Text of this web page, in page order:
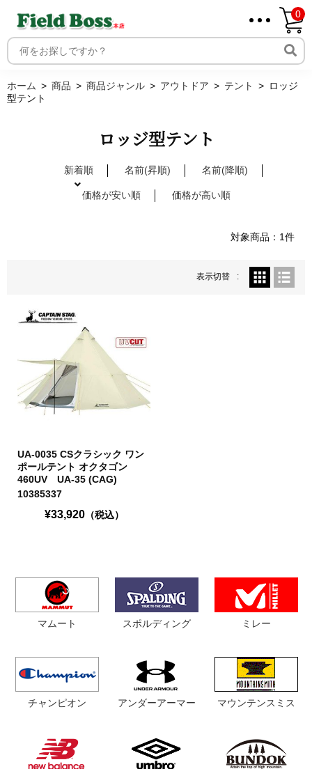
ホーム
ご利用案内
0
ホーム 商品 商品ジャンル アウトドア テント
ロッジ
型テント
ロッジ型テント
新着順 名前(昇順) 名前(降順)
価格が安い順 価格が高い順
対象商品：1件
表示切替
UA-0035 CSクラシック ワン
ポールテント オクタゴン
460UV UA-35 (CAG)
10385337
¥33,920（税込）
マムート
チャンピオン
スポルディング
アンダーアーマー
ミレー
マウンテンスミス